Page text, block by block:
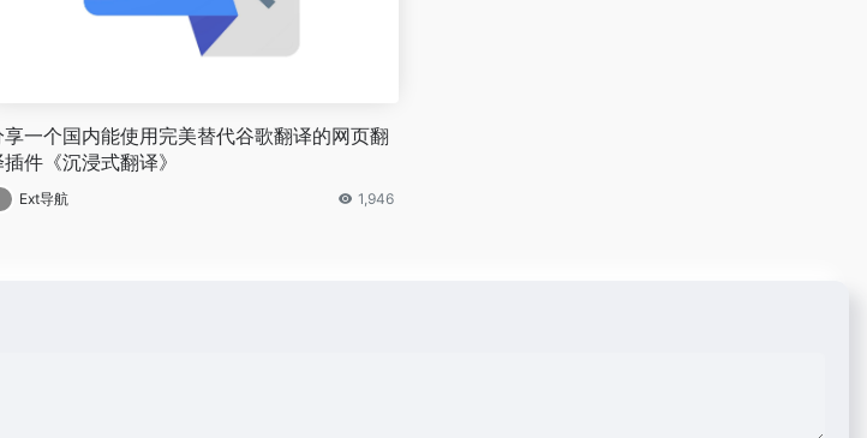
享一个国内能使用完美替代谷歌翻译的网页翻
件《沉浸式翻译》
Ext导航 1,946